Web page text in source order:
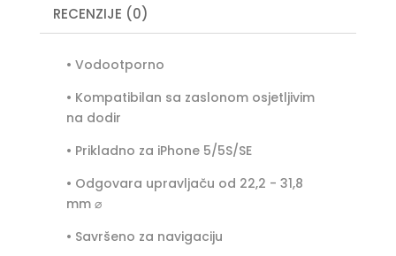
RECENZIJE (0)
• Vodootporno
• Kompatibilan sa zaslonom osjetljivim
na dodir
• Prikladno za iPhone 5/5S/SE
• Odgovara upravljaču od 22,2 - 31,8
mm ⌀
• Savršeno za navigaciju